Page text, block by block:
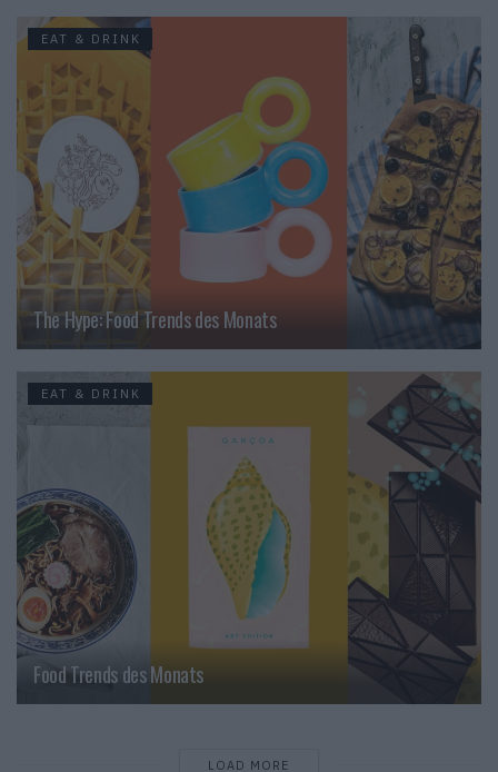
EAT & DRINK
The Hype: Food Trends des Monats
EAT & DRINK
Food Trends des Monats
LOAD MORE